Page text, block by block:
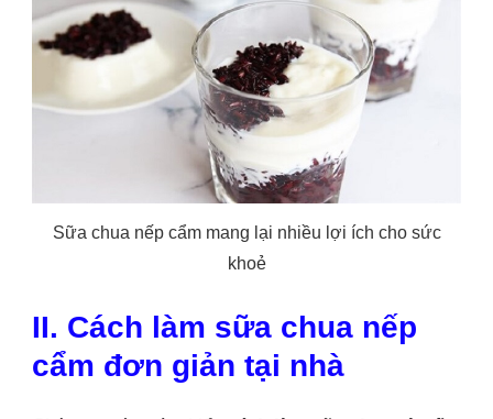
Sữa chua nếp cẩm mang lại nhiều lợi ích cho sức
khoẻ
II. Cách làm sữa chua nếp
cẩm đơn giản tại nhà